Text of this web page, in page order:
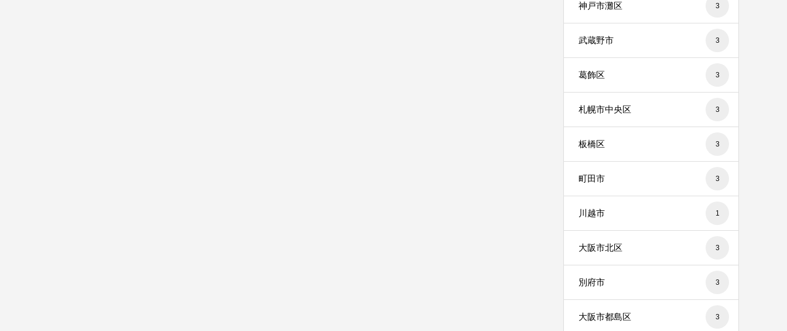
神戸市灘区 3
武蔵野市 3
葛飾区 3
札幌市中央区 3
板橋区 3
町田市 3
川越市 1
大阪市北区 3
別府市 3
大阪市都島区 3